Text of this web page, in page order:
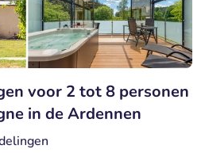
voor 2 tot 8 personen
in de Ardennen